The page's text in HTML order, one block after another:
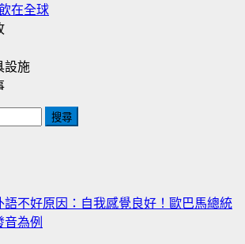
在全球
設施
語不好原因：自我感覺良好！歐巴馬總統
音為例